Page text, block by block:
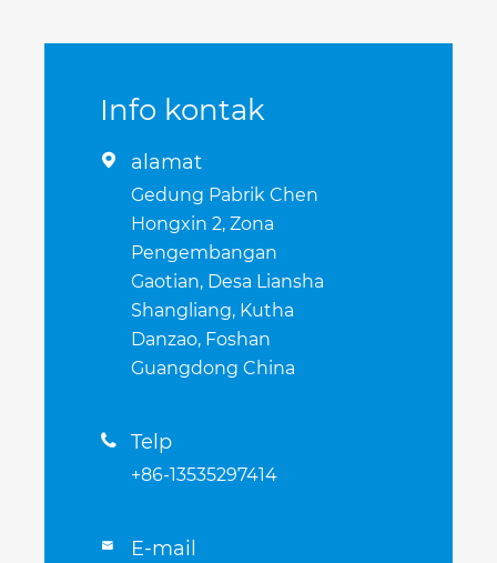
Info kontak
 alamat
Gedung Pabrik Chen
Hongxin 2, Zona
Pengembangan
Gaotian, Desa Liansha
Shangliang, Kutha
Danzao, Foshan
Guangdong China
 Telp
+86-13535297414
 E-mail